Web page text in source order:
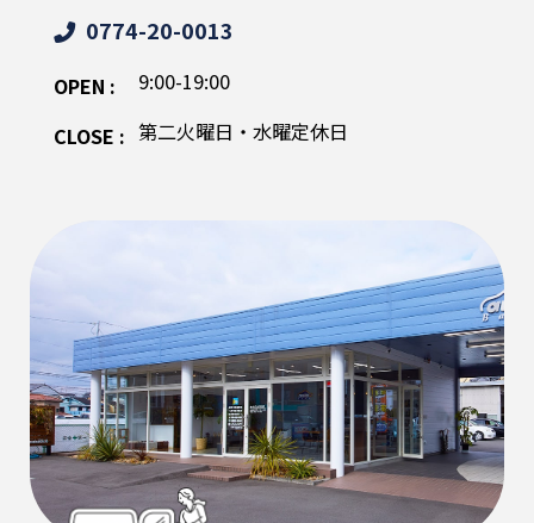
0774-20-0013
OPEN :
9:00-19:00
CLOSE : 第二火曜日・水曜定休日